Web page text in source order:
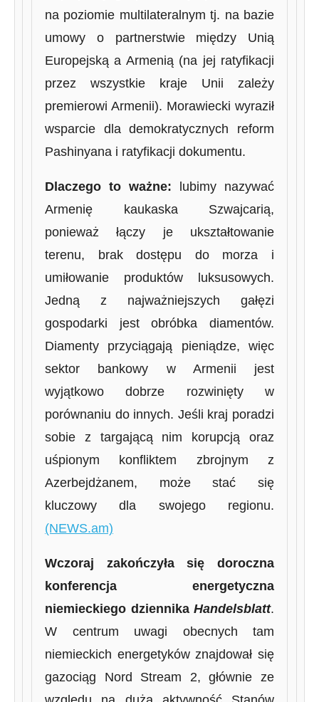
na poziomie multilateralnym tj. na bazie
umowy o partnerstwie między Unią
Europejską a Armenią (na jej ratyfikacji
przez wszystkie kraje Unii zależy
premierowi Armenii). Morawiecki wyraził
wsparcie dla demokratycznych reform
Pashinyana i ratyfikacji dokumentu.
Dlaczego to ważne: lubimy nazywać
Armenię kaukaska Szwajcarią,
ponieważ łączy je ukształtowanie
terenu, brak dostępu do morza i
umiłowanie produktów luksusowych.
Jedną z najważniejszych gałęzi
gospodarki jest obróbka diamentów.
Diamenty przyciągają pieniądze, więc
sektor bankowy w Armenii jest
wyjątkowo dobrze rozwinięty w
porównaniu do innych. Jeśli kraj poradzi
sobie z targającą nim korupcją oraz
uśpionym konfliktem zbrojnym z
Azerbejdżanem, może stać się
kluczowy dla swojego regionu.
(NEWS.am)
Wczoraj zakończyła się doroczna
konferencja energetyczna
niemieckiego dziennika Handelsblatt.
W centrum uwagi obecnych tam
niemieckich energetyków znajdował się
gazociąg Nord Stream 2, głównie ze